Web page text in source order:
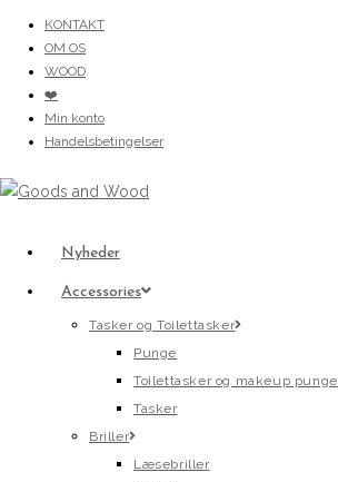
content
KONTAKT
OM OS
WOOD
❤️
Min konto
Handelsbetingelser
Nyheder
Accessories
Tasker og Toilettasker
Punge
Toilettasker og makeup punge
Tasker
Briller
Læsebriller